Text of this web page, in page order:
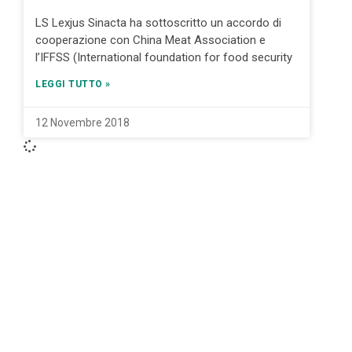
LS Lexjus Sinacta ha sottoscritto un accordo di
cooperazione con China Meat Association e
l’IFFSS (International foundation for food security
LEGGI TUTTO »
12 Novembre 2018